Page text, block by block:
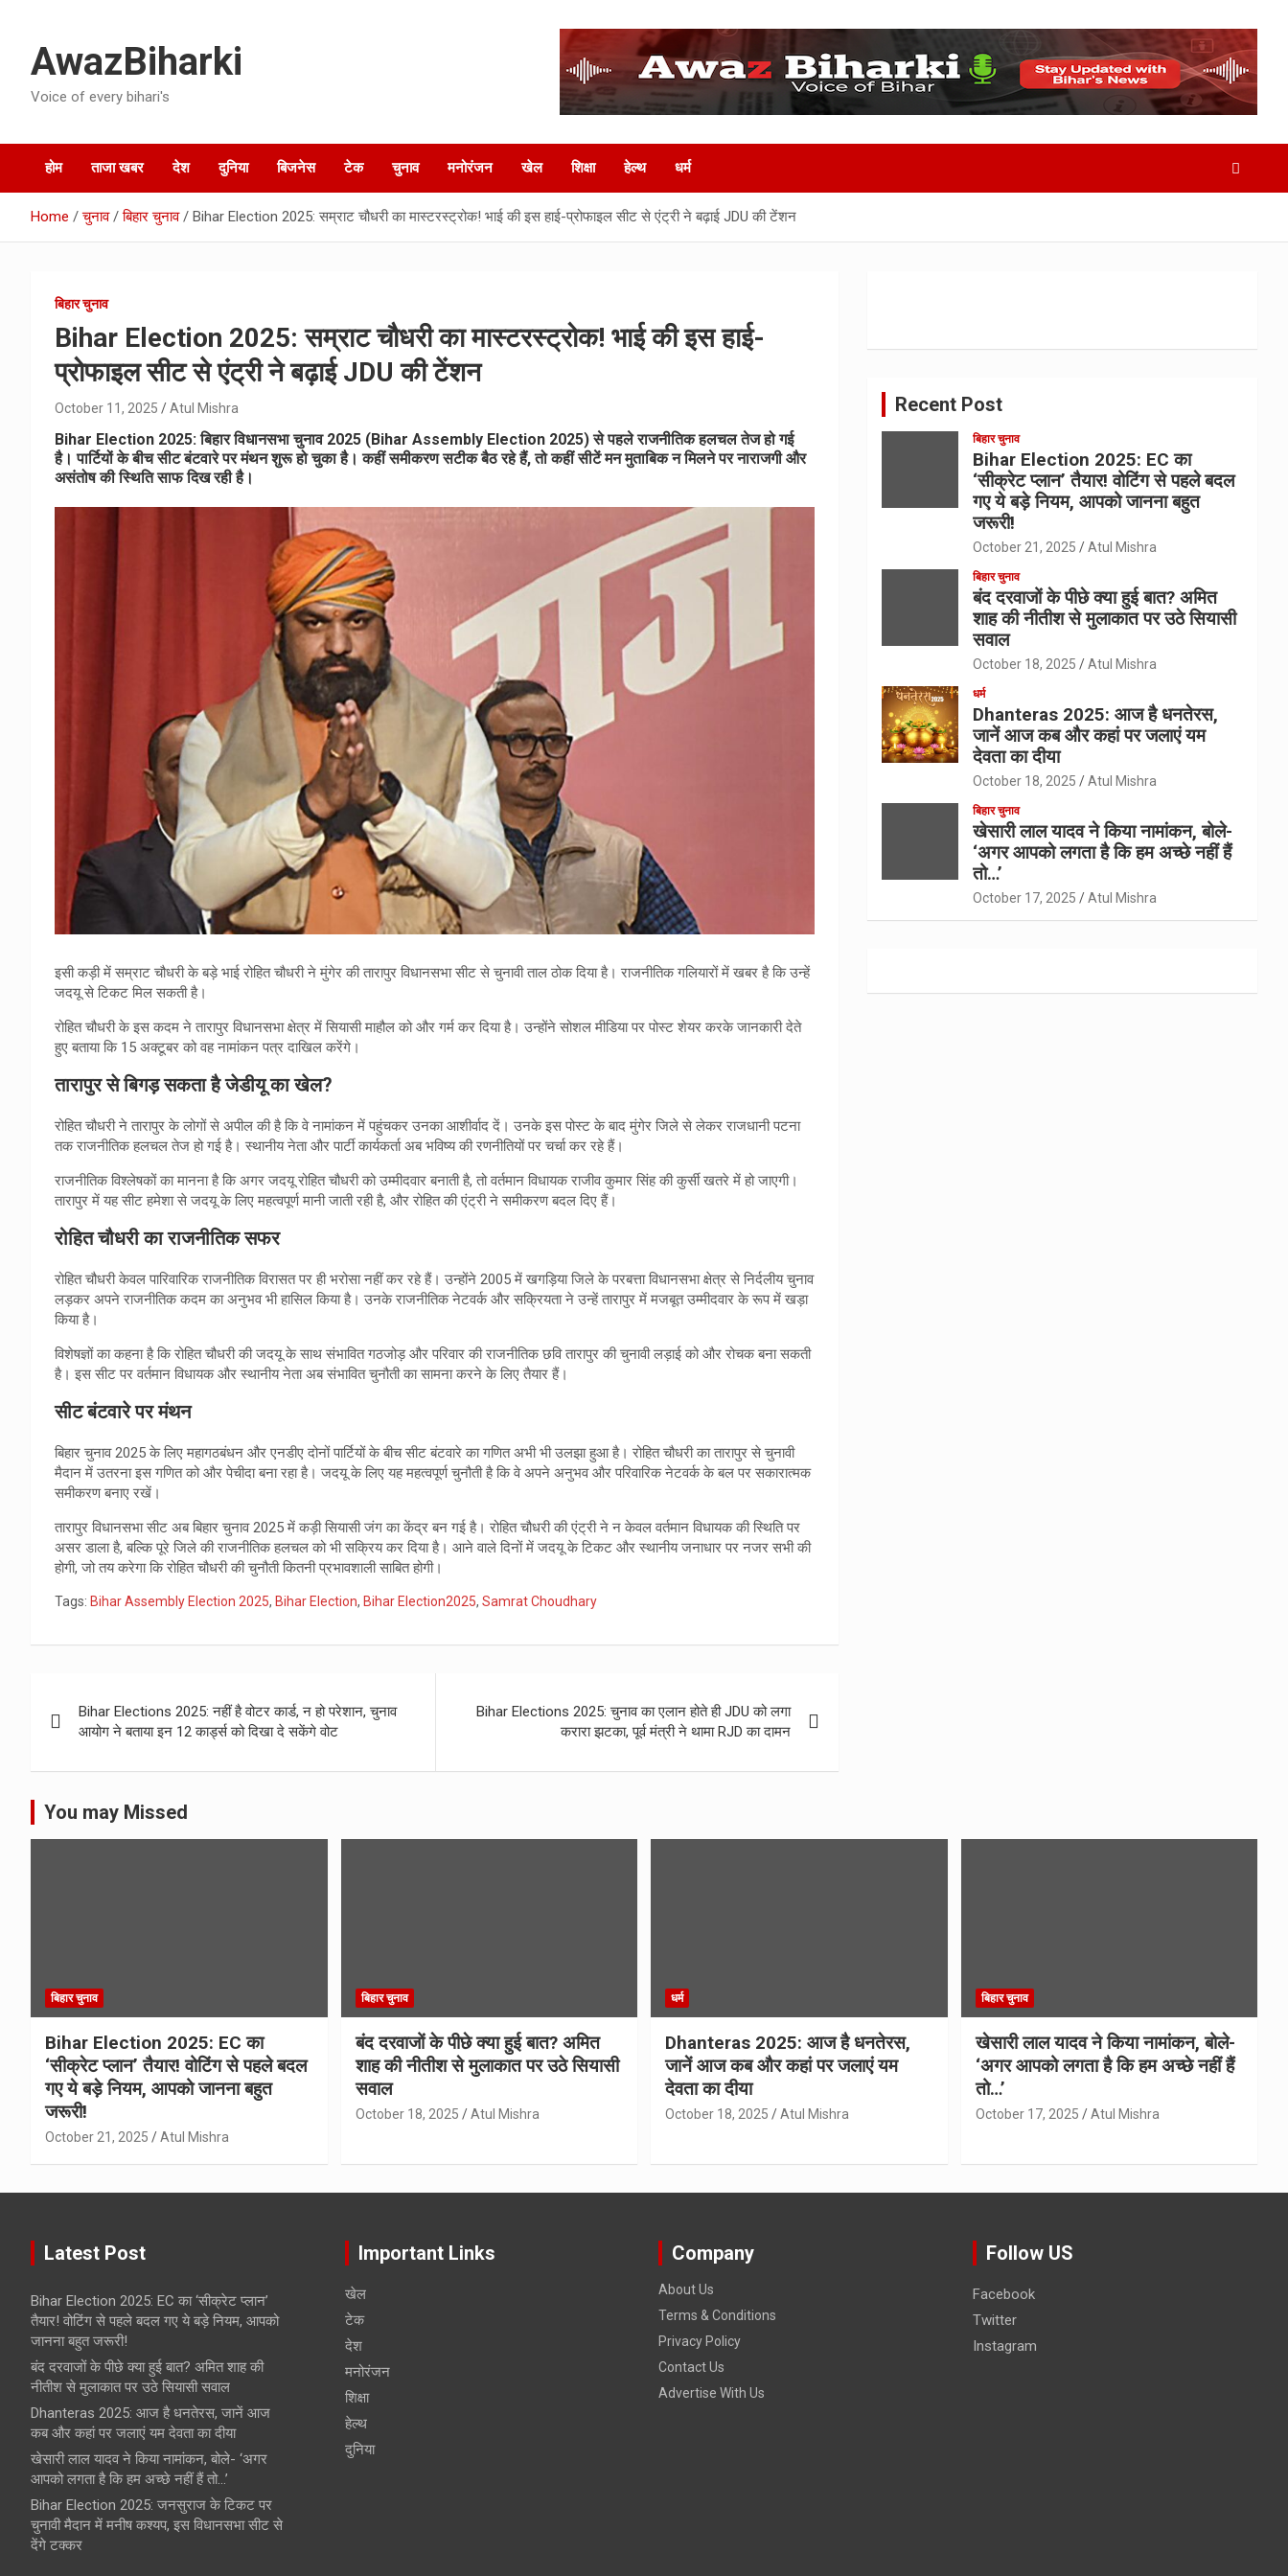
contentAwazBiharki
Voice of every bihari's
होम ताजा खबर देश दुनिया बिजनेस टेक चुनाव मनोरंजन खेल शिक्षा हेल्‍थ धर्म
Home चुनाव बिहार चुनाव Bihar Election 2025: सम्राट चौधरी का मास्टरस्ट्रोक! भाई की इस हाई-प्रोफाइल सीट से एंट्री ने बढ़ाई JDU की टेंशन
बिहार चुनाव
Bihar Election 2025: सम्राट चौधरी का मास्टरस्ट्रोक! भाई की इस हाई-
प्रोफाइल सीट से एंट्री ने बढ़ाई JDU की टेंशन
October 11, 2025 Atul Mishra
Bihar Election 2025: बिहार विधानसभा चुनाव 2025 (Bihar Assembly Election 2025) से पहले राजनीतिक हलचल तेज हो गई
है। पार्टियों के बीच सीट बंटवारे पर मंथन शुरू हो चुका है। कहीं समीकरण सटीक बैठ रहे हैं, तो कहीं सीटें मन मुताबिक न मिलने पर नाराजगी और
असंतोष की स्थिति साफ दिख रही है।
इसी कड़ी में सम्राट चौधरी के बड़े भाई रोहित चौधरी ने मुंगेर की तारापुर विधानसभा सीट से चुनावी ताल ठोक दिया है। राजनीतिक गलियारों में खबर है कि उन्हें
जदयू से टिकट मिल सकती है।
रोहित चौधरी के इस कदम ने तारापुर विधानसभा क्षेत्र में सियासी माहौल को और गर्म कर दिया है। उन्होंने सोशल मीडिया पर पोस्ट शेयर करके जानकारी देते
हुए बताया कि 15 अक्टूबर को वह नामांकन पत्र दाखिल करेंगे।
तारापुर से बिगड़ सकता है जेडीयू का खेल?
रोहित चौधरी ने तारापुर के लोगों से अपील की है कि वे नामांकन में पहुंचकर उनका आशीर्वाद दें। उनके इस पोस्ट के बाद मुंगेर जिले से लेकर राजधानी पटना
तक राजनीतिक हलचल तेज हो गई है। स्थानीय नेता और पार्टी कार्यकर्ता अब भविष्य की रणनीतियों पर चर्चा कर रहे हैं।
राजनीतिक विश्लेषकों का मानना है कि अगर जदयू रोहित चौधरी को उम्मीदवार बनाती है, तो वर्तमान विधायक राजीव कुमार सिंह की कुर्सी खतरे में हो जाएगी।
तारापुर में यह सीट हमेशा से जदयू के लिए महत्वपूर्ण मानी जाती रही है, और रोहित की एंट्री ने समीकरण बदल दिए हैं।
रोहित चौधरी का राजनीतिक सफर
रोहित चौधरी केवल पारिवारिक राजनीतिक विरासत पर ही भरोसा नहीं कर रहे हैं। उन्होंने 2005 में खगड़िया जिले के परबत्ता विधानसभा क्षेत्र से निर्दलीय चुनाव
लड़कर अपने राजनीतिक कदम का अनुभव भी हासिल किया है। उनके राजनीतिक नेटवर्क और सक्रियता ने उन्हें तारापुर में मजबूत उम्मीदवार के रूप में खड़ा
किया है।
विशेषज्ञों का कहना है कि रोहित चौधरी की जदयू के साथ संभावित गठजोड़ और परिवार की राजनीतिक छवि तारापुर की चुनावी लड़ाई को और रोचक बना सकती
है। इस सीट पर वर्तमान विधायक और स्थानीय नेता अब संभावित चुनौती का सामना करने के लिए तैयार हैं।
सीट बंटवारे पर मंथन
बिहार चुनाव 2025 के लिए महागठबंधन और एनडीए दोनों पार्टियों के बीच सीट बंटवारे का गणित अभी भी उलझा हुआ है। रोहित चौधरी का तारापुर से चुनावी
मैदान में उतरना इस गणित को और पेचीदा बना रहा है। जदयू के लिए यह महत्वपूर्ण चुनौती है कि वे अपने अनुभव और परिवारिक नेटवर्क के बल पर सकारात्मक
समीकरण बनाए रखें।
तारापुर विधानसभा सीट अब बिहार चुनाव 2025 में कड़ी सियासी जंग का केंद्र बन गई है। रोहित चौधरी की एंट्री ने न केवल वर्तमान विधायक की स्थिति पर
असर डाला है, बल्कि पूरे जिले की राजनीतिक हलचल को भी सक्रिय कर दिया है। आने वाले दिनों में जदयू के टिकट और स्थानीय जनाधार पर नजर सभी की
होगी, जो तय करेगा कि रोहित चौधरी की चुनौती कितनी प्रभावशाली साबित होगी।
Tags: Bihar Assembly Election 2025, Bihar Election, Bihar Election2025, Samrat Choudhary
navigation
Bihar Elections 2025: नहीं है वोटर कार्ड, न हो परेशान, चुनाव
आयोग ने बताया इन 12 कार्ड्स को दिखा दे सकेंगे वोट
Bihar Elections 2025: चुनाव का एलान होते ही JDU को लगा
करारा झटका, पूर्व मंत्री ने थामा RJD का दामन
Recent Post
बिहार चुनाव
Bihar Election 2025: EC का
‘सीक्रेट प्लान’ तैयार! वोटिंग से पहले बदल
गए ये बड़े नियम, आपको जानना बहुत
जरूरी!
October 21, 2025 Atul Mishra
बिहार चुनाव
बंद दरवाजों के पीछे क्या हुई बात? अमित
शाह की नीतीश से मुलाकात पर उठे सियासी
सवाल
October 18, 2025 Atul Mishra
धर्म
Dhanteras 2025: आज है धनतेरस,
जानें आज कब और कहां पर जलाएं यम
देवता का दीया
October 18, 2025 Atul Mishra
बिहार चुनाव
खेसारी लाल यादव ने किया नामांकन, बोले-
‘अगर आपको लगता है कि हम अच्छे नहीं हैं
तो…’
October 17, 2025 Atul Mishra
You may Missed
बिहार चुनाव
Bihar Election 2025: EC का
‘सीक्रेट प्लान’ तैयार! वोटिंग से पहले बदल
गए ये बड़े नियम, आपको जानना बहुत
जरूरी!
October 21, 2025 Atul Mishra
बिहार चुनाव
बंद दरवाजों के पीछे क्या हुई बात? अमित
शाह की नीतीश से मुलाकात पर उठे सियासी
सवाल
October 18, 2025 Atul Mishra
धर्म
Dhanteras 2025: आज है धनतेरस,
जानें आज कब और कहां पर जलाएं यम
देवता का दीया
October 18, 2025 Atul Mishra
बिहार चुनाव
खेसारी लाल यादव ने किया नामांकन, बोले-
‘अगर आपको लगता है कि हम अच्छे नहीं हैं
तो…’
October 17, 2025 Atul Mishra
Latest Post
Bihar Election 2025: EC का ‘सीक्रेट प्लान’
तैयार! वोटिंग से पहले बदल गए ये बड़े नियम, आपको
जानना बहुत जरूरी!
बंद दरवाजों के पीछे क्या हुई बात? अमित शाह की
नीतीश से मुलाकात पर उठे सियासी सवाल
Dhanteras 2025: आज है धनतेरस, जानें आज
कब और कहां पर जलाएं यम देवता का दीया
खेसारी लाल यादव ने किया नामांकन, बोले- ‘अगर
आपको लगता है कि हम अच्छे नहीं हैं तो…’
Bihar Election 2025: जनसुराज के टिकट पर
चुनावी मैदान में मनीष कश्यप, इस विधानसभा सीट से
देंगे टक्कर
Important Links
खेल
टेक
देश
मनोरंजन
शिक्षा
हेल्‍थ
दुनिया
Company
About Us
Terms & Conditions
Privacy Policy
Contact Us
Advertise With Us
Follow US
Facebook
Twitter
Instagram